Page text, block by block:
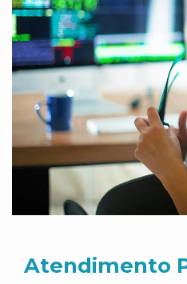
Atendimento